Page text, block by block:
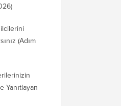
(Adım
Yanıtlayan